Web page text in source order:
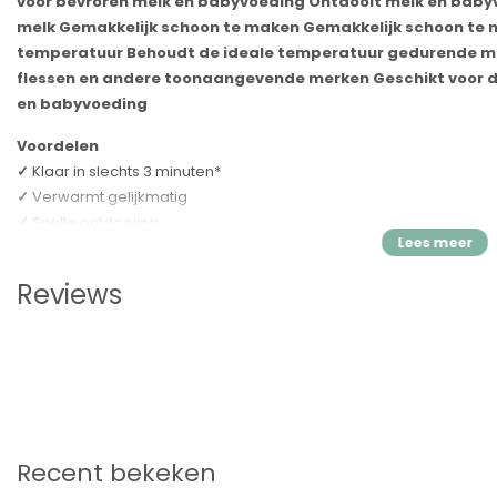
melk Gemakkelijk schoon te maken Gemakkelijk schoon
temperatuur Behoudt de ideale temperatuur gedurende
flessen en andere toonaangevende merken Geschikt voor
en babyvoeding
Voordelen
✓ Klaar in slechts 3 minuten*
✓ Verwarmt gelijkmatig
✓ Snelle ontdooiing
Stel de hoeveelheid melk in, druk op de startknop en laat de
doen. De functie detecteert het begintemperatuur van de melk
Reviews
Recent bekeken